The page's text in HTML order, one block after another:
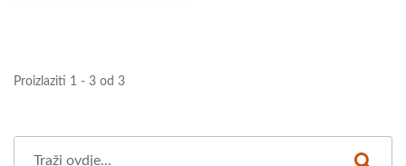
Proizlaziti 1 - 3 od 3